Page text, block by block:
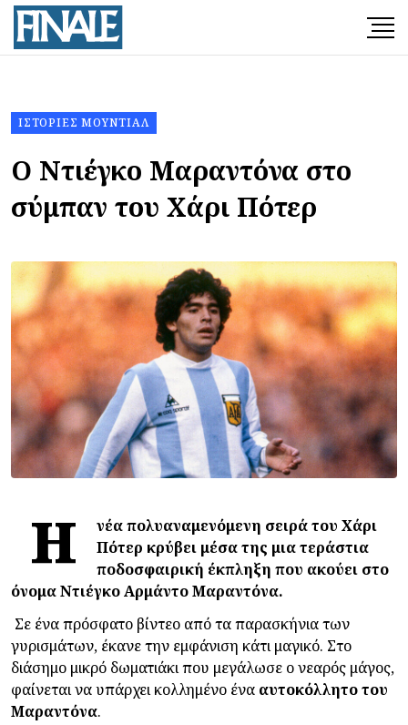
ΙΣΤΟΡΊΕΣ ΜΟΥΝΤΙΆΛ
Ο Ντιέγκο Μαραντόνα στο
σύμπαν του Χάρι Πότερ
Η
νέα πολυαναμενόμενη σειρά του Χάρι
Πότερ κρύβει μέσα της μια τεράστια
ποδοσφαιρική έκπληξη που ακούει στο
όνομα Ντιέγκο Αρμάντο Μαραντόνα.
Σε ένα πρόσφατο βίντεο από τα παρασκήνια των
γυρισμάτων, έκανε την εμφάνιση κάτι μαγικό. Στο
διάσημο μικρό δωματιάκι που μεγάλωσε ο νεαρός μάγος,
φαίνεται να υπάρχει κολλημένο ένα αυτοκόλλητο του
Μαραντόνα.